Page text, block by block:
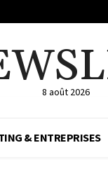
8 août 2026
& ENTREPRISES